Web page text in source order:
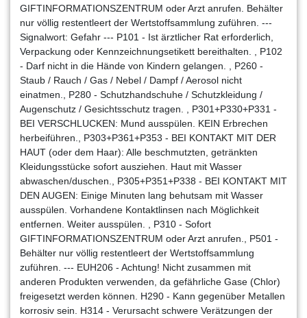
GIFTINFORMATIONSZENTRUM oder Arzt anrufen. Behälter
nur völlig restentleert der Wertstoffsammlung zuführen. ---
Signalwort: Gefahr --- P101 - Ist ärztlicher Rat erforderlich,
Verpackung oder Kennzeichnungsetikett bereithalten. , P102
- Darf nicht in die Hände von Kindern gelangen. , P260 -
Staub / Rauch / Gas / Nebel / Dampf / Aerosol nicht
einatmen., P280 - Schutzhandschuhe / Schutzkleidung /
Augenschutz / Gesichtsschutz tragen. , P301+P330+P331 -
BEI VERSCHLUCKEN: Mund ausspülen. KEIN Erbrechen
herbeiführen., P303+P361+P353 - BEI KONTAKT MIT DER
HAUT (oder dem Haar): Alle beschmutzten, getränkten
Kleidungsstücke sofort ausziehen. Haut mit Wasser
abwaschen/duschen., P305+P351+P338 - BEI KONTAKT MIT
DEN AUGEN: Einige Minuten lang behutsam mit Wasser
ausspülen. Vorhandene Kontaktlinsen nach Möglichkeit
entfernen. Weiter ausspülen. , P310 - Sofort
GIFTINFORMATIONSZENTRUM oder Arzt anrufen., P501 -
Behälter nur völlig restentleert der Wertstoffsammlung
zuführen. --- EUH206 - Achtung! Nicht zusammen mit
anderen Produkten verwenden, da gefährliche Gase (Chlor)
freigesetzt werden können. H290 - Kann gegenüber Metallen
korrosiv sein. H314 - Verursacht schwere Verätzungen der